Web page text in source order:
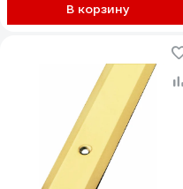
В корзину